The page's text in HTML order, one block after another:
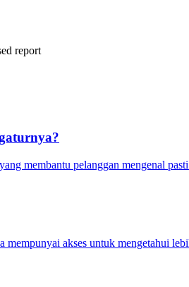
report
membantu pelanggan mengenal
akses untuk mengetahui